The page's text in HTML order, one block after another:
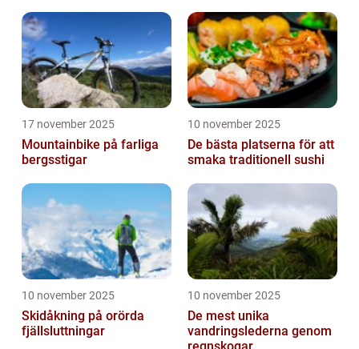
17 november 2025
Mountainbike på farliga
bergsstigar
10 november 2025
De bästa platserna för att
smaka traditionell sushi
10 november 2025
Skidåkning på orörda
fjällsluttningar
10 november 2025
De mest unika
vandringslederna genom